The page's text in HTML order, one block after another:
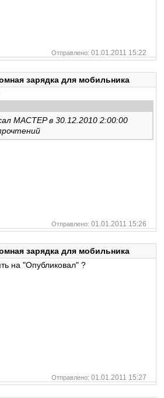
Отправлено: 01.01.2011 15:22
зарядка для мобильника
MACTEP в 30.12.2010 2:00:00
Отправлено: 01.01.2011 15:26
зарядка для мобильника
на "Опубликовал" ?
Отправлено: 01.01.2011 15:27